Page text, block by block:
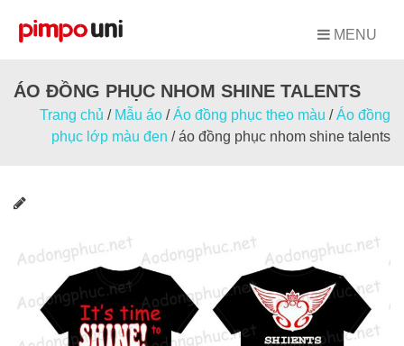
MENU
ÁO ĐỒNG PHỤC NHOM SHINE TALENTS
Trang chủ / Mẫu áo /Áo đồng phục theo màu /Áo đồng
phục lớp màu đen /áo đồng phục nhom shine talents